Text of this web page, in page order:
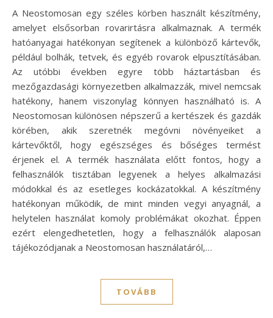
A Neostomosan egy széles körben használt készítmény,
amelyet elsősorban rovarirtásra alkalmaznak. A termék
hatóanyagai hatékonyan segítenek a különböző kártevők,
például bolhák, tetvek, és egyéb rovarok elpusztításában.
Az utóbbi években egyre több háztartásban és
mezőgazdasági környezetben alkalmazzák, mivel nemcsak
hatékony, hanem viszonylag könnyen használható is. A
Neostomosan különösen népszerű a kertészek és gazdák
körében, akik szeretnék megóvni növényeiket a
kártevőktől, hogy egészséges és bőséges termést
érjenek el. A termék használata előtt fontos, hogy a
felhasználók tisztában legyenek a helyes alkalmazási
módokkal és az esetleges kockázatokkal. A készítmény
hatékonyan működik, de mint minden vegyi anyagnál, a
helytelen használat komoly problémákat okozhat. Éppen
ezért elengedhetetlen, hogy a felhasználók alaposan
tájékozódjanak a Neostomosan használatáról,…
TOVÁBB